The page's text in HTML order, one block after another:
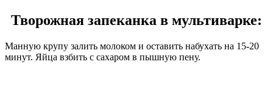
Творожная запеканка в мультиварке:
Манную крупу залить молоком и оставить набухать на 15-20
минут. Яйца взбить с сахаром в пышную пену.